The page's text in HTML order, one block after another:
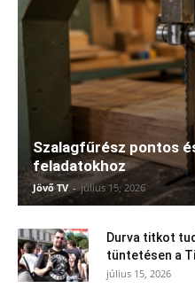
Szalagfűrész pontos
feladatokhoz
Jövő TV - július 15, 2026
Durva titkot
tüntetésen a
július 15, 2026